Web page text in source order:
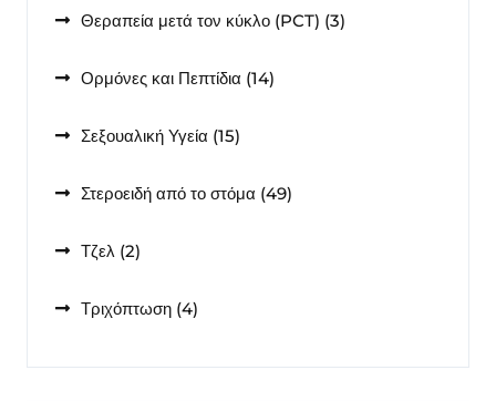
Θεραπεία μετά τον κύκλο (PCT) 33
Ορμόνες και Πεπτίδια 1414
Σεξουαλική Υγεία 1515
Στεροειδή από το στόμα 4949
Τζελ 22
Τριχόπτωση 44